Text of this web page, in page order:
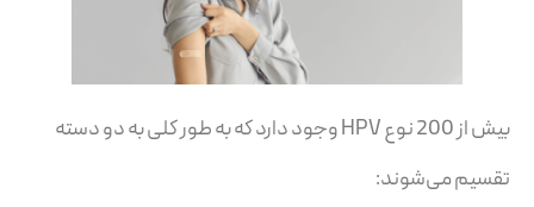
بیش از 200 نوع HPV وجود دارد که به طور کلی به دو دسته
تقسیم می‌شوند: